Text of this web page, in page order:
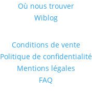
Où nous trouver
Wiblog
Conditions de vente
Politique de confidentialité
Mentions légales
FAQ